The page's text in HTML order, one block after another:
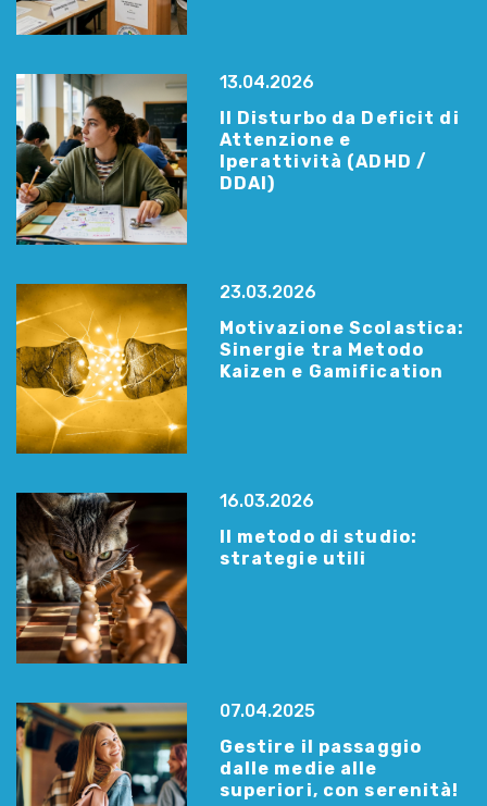
13.04.2026
Il Disturbo da Deficit di
Attenzione e
Iperattività (ADHD /
DDAI)
23.03.2026
Motivazione Scolastica:
Sinergie tra Metodo
Kaizen e Gamification
16.03.2026
Il metodo di studio:
strategie utili
07.04.2025
Gestire il passaggio
dalle medie alle
superiori, con serenità!